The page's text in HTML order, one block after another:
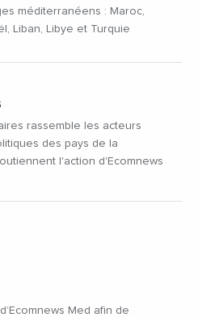
méditerranéens : Maroc,
Liban, Libye et Turquie
Med afin de
rassemble les acteurs
des pays de la
l'action d'Ecomnews